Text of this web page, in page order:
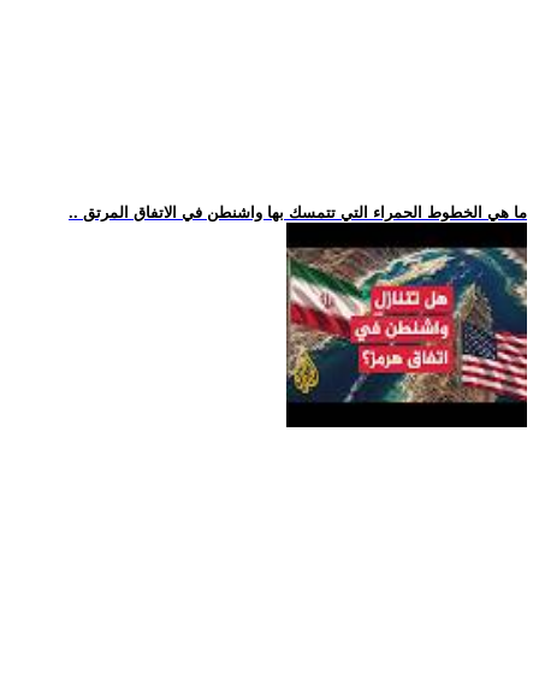
.. ما هي الخطوط الحمراء التي تتمسك بها واشنطن في الاتفاق المرتق